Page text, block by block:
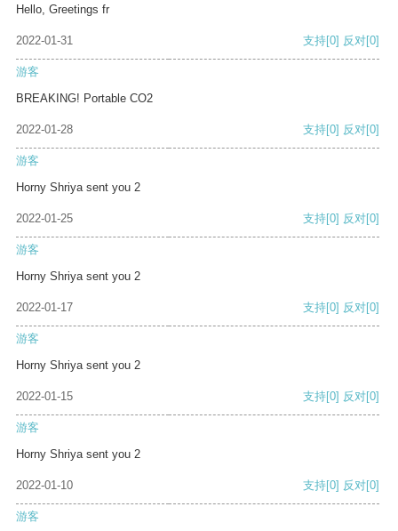
Hello, Greetings fr
2022-01-31 支持[0] 反对[0]
游客
BREAKING! Portable CO2
2022-01-28 支持[0] 反对[0]
游客
Horny Shriya sent you 2
2022-01-25 支持[0] 反对[0]
游客
Horny Shriya sent you 2
2022-01-17 支持[0] 反对[0]
游客
Horny Shriya sent you 2
2022-01-15 支持[0] 反对[0]
游客
Horny Shriya sent you 2
2022-01-10 支持[0] 反对[0]
游客